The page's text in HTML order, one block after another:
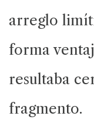
arreglo
forma
resultaba
fragmento.